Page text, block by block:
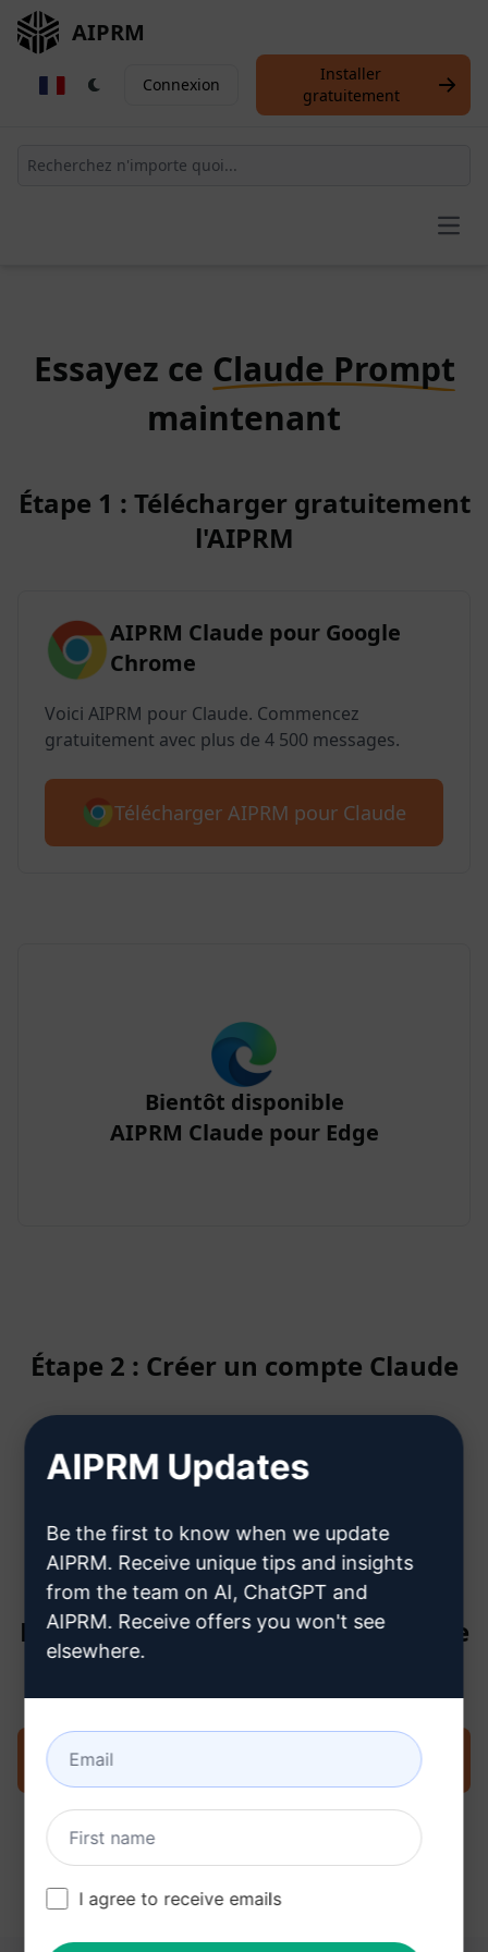
AIPRM
Connexion
Installer
gratuitement
Essayez ce Claude Prompt
maintenant
Étape 1 : Télécharger gratuitement
l'AIPRM
AIPRM Claude pour Google
Chrome
Voici AIPRM pour Claude. Commencez
gratuitement avec plus de 4 500 messages.
Télécharger AIPRM pour Claude
Bientôt disponible
AIPRM Claude pour Edge
Étape 2 : Créer un compte Claude
Cliquez ici pour savoir comment
créer un compte Claude
Étape 3 : Utiliser l'invite dans votre
Essayez l'invite maintenant sur Claude
AIPRM Updates
Be the first to know when we update
AIPRM. Receive unique tips and insights
from the team on AI, ChatGPT and
AIPRM. Receive offers you won't see
elsewhere.
I agree to receive emails